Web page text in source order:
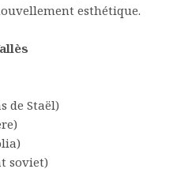
esthétique.
de Staël)
soviet)